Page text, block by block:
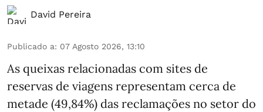
David Pereira
Publicado a: 07 Agosto 2026, 13:10
As queixas relacionadas com sites de
reservas de viagens representam cerca de
metade (49,84%) das reclamações no setor do